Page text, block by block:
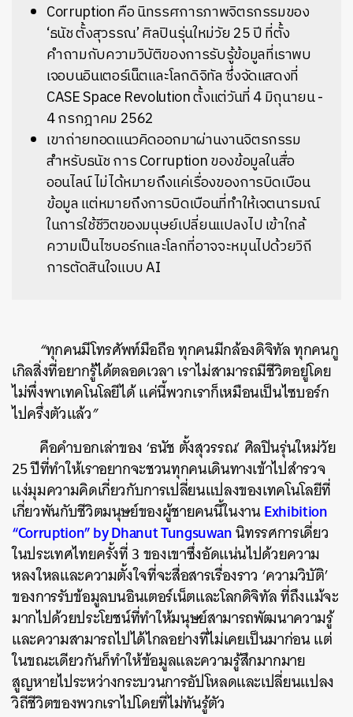
Corruption คือ นิทรรศการภาพจิตรกรรมของ
‘ธนัช ตั้งสุวรรณ’ ศิลปินรุ่นใหม่วัย 25 ปี ที่ตั้ง
คำถามกับความวิบัติของการรับรู้ข้อมูลที่เราพบ
เจอบนอินเตอร์เน็ตและโลกดิจิทัล ซึ่งจัดแสดงที่
CASE Space Revolution ตั้งแต่วันที่ 4 มิถุนายน -
4 กรกฎาคม 2562
เขาถ่ายทอดแนวคิดออกมาผ่านงานจิตรกรรม
สำหรับธนัช การ Corruption ของข้อมูลในสื่อ
ออนไลน์ ไม่ได้หมายถึงแค่เรื่องของการบิดเบือน
ข้อมูล แต่หมายถึงการบิดเบือนที่ทำให้เจตนารมณ์
ในการใช้ชีวิตของมนุษย์เปลี่ยนแปลงไป เข้าใกล้
ความเป็นไซบอร์กและโลกที่อาจจะหมุนไปด้วยวิถี
การตัดสินใจแบบ AI
“ทุกคนมีโทรศัพท์มือถือทุกคนมีกล้องดิจิทัลทุกคนกู
เกิลสิ่งที่อยากรู้ได้ตลอดเวลาเราไม่สามารถมีชีวิตอยู่โดย
ไม่พึ่งพาเทคโนโลยีได้แค่นี้พวกเราก็เหมือนเป็นไซบอร์ก
ไปครึ่งตัวแล้ว”
คือคำบอกเล่าของ ‘ธนัช ตั้งสุวรรณ’ ศิลปินรุ่นใหม่วัย
25 ปีที่ทำให้เราอยากจะชวนทุกคนเดินทางเข้าไปสำรวจ
แง่มุมความคิดเกี่ยวกับการเปลี่ยนแปลงของเทคโนโลยีที่
เกี่ยวพันกับชีวิตมนุษย์ของผู้ชายคนนี้ในงานExhibition
“Corruption” by Dhanut Tungsuwanนิทรรศการเดี่ยว
ในประเทศไทยครั้งที่ 3 ของเขาซึ่งอัดแน่นไปด้วยความ
หลงใหลและความตั้งใจที่จะสื่อสารเรื่องราว ‘ความวิบัติ’
ของการรับข้อมูลบนอินเตอร์เน็ตและโลกดิจิทัล ที่ถึงแม้จะ
มากไปด้วยประโยชน์ที่ทำให้มนุษย์สามารถพัฒนาความรู้
และความสามารถไปได้ไกลอย่างที่ไม่เคยเป็นมาก่อน แต่
ในขณะเดียวกันก็ทำให้ข้อมูลและความรู้สึกมากมาย
สูญหายไประหว่างกระบวนการอัปโหลดและเปลี่ยนแปลง
วิถีชีวิตของพวกเราไปโดยที่ไม่ทันรู้ตัว